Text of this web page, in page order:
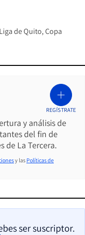
Liga de Quito Copa
y análisis de
del fin de
de La Tercera.
REGÍSTRATE
y las Políticas de
ser suscriptor.